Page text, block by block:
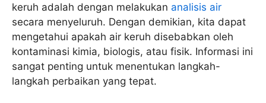
keruh adalah dengan melakukan analisis air
secara menyeluruh. Dengan demikian, kita dapat
mengetahui apakah air keruh disebabkan oleh
kontaminasi kimia, biologis, atau fisik. Informasi ini
sangat penting untuk menentukan langkah-
langkah perbaikan yang tepat.